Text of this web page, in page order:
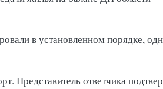
в установленном порядке,
Представитель ответчика